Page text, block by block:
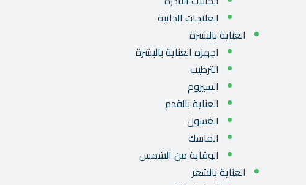
العلاجات الذاتية
العناية بالبشرة
اجهزه العناية بالبشرة
الترطيب
السيروم
العناية بالقدم
الغسول
الماسك
الوقاية من الشمس
العناية بالشعر